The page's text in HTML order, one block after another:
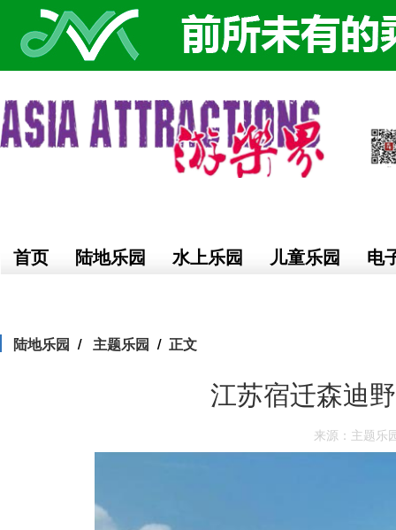
首页 陆地乐园 水上乐园 儿童乐园 电
陆地乐园 主题乐园 正文
江苏宿迁森迪
来源：主题乐